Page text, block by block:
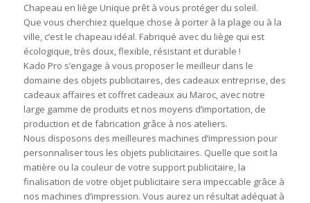
Chapeau en liège Unique prêt à vous protéger du soleil.
Que vous cherchiez quelque chose à porter à la plage ou à la
ville, c’est le chapeau idéal. Fabriqué avec du liège qui est
écologique, très doux, flexible, résistant et durable !
Kado Pro s’engage à vous proposer le meilleur dans le
domaine des objets publicitaires, des cadeaux entreprise, des
cadeaux affaires et coffret cadeaux au Maroc, avec notre
large gamme de produits et nos moyens d’importation, de
production et de fabrication grâce à nos ateliers.
Nous disposons des meilleures machines d’impression pour
personnaliser tous les objets publicitaires. Quelle que soit la
matière ou la couleur de votre support publicitaire, la
finalisation de votre objet publicitaire sera impeccable grâce à
nos machines d’impression. Vous aurez un résultat adéquat à